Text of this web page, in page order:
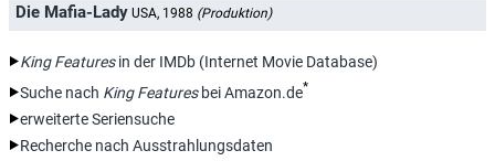
Die Mafia-Lady USA, 1988 (Produktion)
King Featuresin der IMDb (Internet Movie Database)
Suche nach King Featuresbei Amazon.de*
erweiterte Seriensuche
Recherche nach Ausstrahlungsdaten